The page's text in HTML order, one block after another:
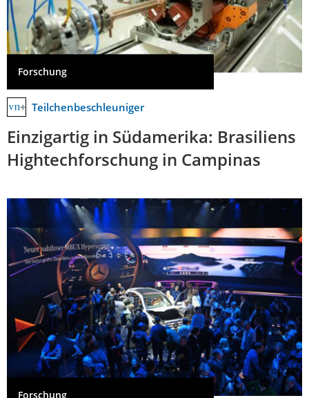
Forschung
Teilchenbeschleuniger
Einzigartig in Südamerika: Brasiliens
Hightechforschung in Campinas
Forschung